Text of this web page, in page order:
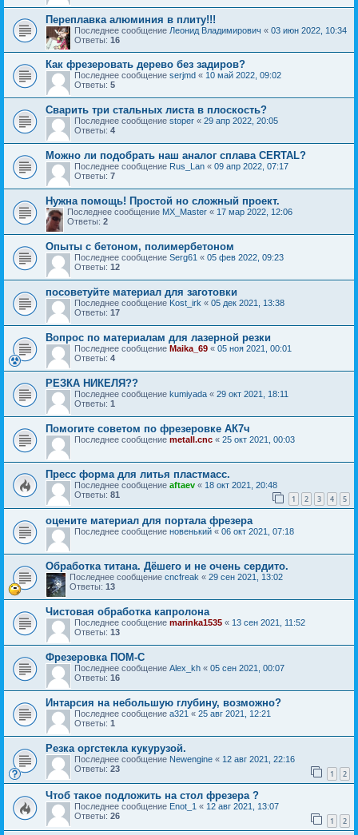
Переплавка алюминия в плиту!!!
Последнее сообщение Леонид Владимирович « 03 июн 2022, 10:34
Ответы: 16
Как фрезеровать дерево без задиров?
Последнее сообщение serjmd « 10 май 2022, 09:02
Ответы: 5
Сварить три стальных листа в плоскость?
Последнее сообщение stoper « 29 апр 2022, 20:05
Ответы: 4
Можно ли подобрать наш аналог сплава CERTAL?
Последнее сообщение Rus_Lan « 09 апр 2022, 07:17
Ответы: 7
Нужна помощь! Простой но сложный проект.
Последнее сообщение MX_Master « 17 мар 2022, 12:06
Ответы: 2
Опыты с бетоном, полимербетоном
Последнее сообщение Serg61 « 05 фев 2022, 09:23
Ответы: 12
посоветуйте материал для заготовки
Последнее сообщение Kost_irk « 05 дек 2021, 13:38
Ответы: 17
Вопрос по материалам для лазерной резки
Последнее сообщение Maika_69 « 05 ноя 2021, 00:01
Ответы: 4
РЕЗКА НИКЕЛЯ??
Последнее сообщение kumiyada « 29 окт 2021, 18:11
Ответы: 1
Помогите советом по фрезеровке АК7ч
Последнее сообщение metall.cnc « 25 окт 2021, 00:03
Пресс форма для литья пластмасс.
Последнее сообщение aftaev « 18 окт 2021, 20:48
Ответы: 81 1 2 3 4 5
оцените материал для портала фрезера
Последнее сообщение новенький « 06 окт 2021, 07:18
Обработка титана. Дёшего и не очень сердито.
Последнее сообщение cncfreak « 29 сен 2021, 13:02
Ответы: 13
Чистовая обработка капролона
Последнее сообщение marinka1535 « 13 сен 2021, 11:52
Ответы: 13
Фрезеровка ПОМ-С
Последнее сообщение Alex_kh « 05 сен 2021, 00:07
Ответы: 16
Интарсия на небольшую глубину, возможно?
Последнее сообщение a321 « 25 авг 2021, 12:21
Ответы: 1
Резка оргстекла кукурузой.
Последнее сообщение Newengine « 12 авг 2021, 22:16
Ответы: 23 1 2
Чтоб такое подложить на стол фрезера ?
Последнее сообщение Enot_1 « 12 авг 2021, 13:07
Ответы: 26 1 2